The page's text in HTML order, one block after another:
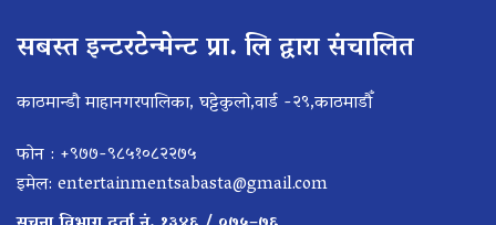
सबस्त इन्टरटेन्मेन्ट प्रा. लि द्वारा संचालित
काठमान्डौ माहानगरपालिका, घट्टेकुलो,वार्ड -२९,काठमाडौँ
फोन : +९७७-९८५१०८२२७५
इमेल: entertainmentsabasta@gmail.com